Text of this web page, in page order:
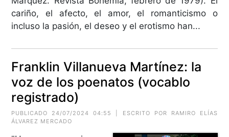
cariño, el afecto, el amor, el romanticismo o
incluso la pasión, el deseo y el erotismo han...
Franklin Villanueva Martínez: la
voz de los poenatos (vocablo
registrado)
PUBLICADO 24/07/2024 04:55 | ESCRITO POR RAMIRO ELÍAS
ÁLVAREZ MERCADO